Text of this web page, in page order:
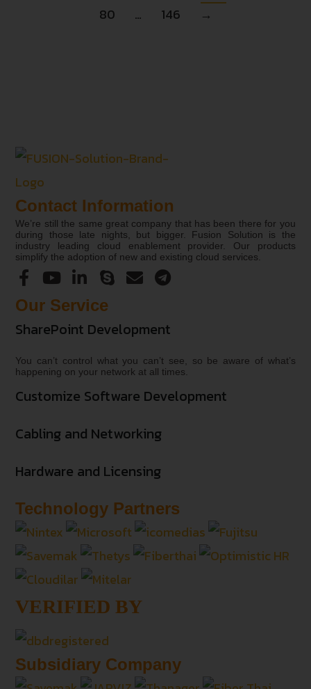
80
… 146 →
Contact Information
We’re still the same great company that has been there for you
during those late nights, but bigger. Fusion Solution is the
industry leading cloud enablement provider. Our products
simplify the adoption of new and existing cloud services.
Our Service
SharePoint Development
You can’t control what you can’t see, so be aware of what’s
happening on your network at all times.
Customize Software Development
Cabling and Networking
Hardware and Licensing
Technology Partners
VERIFIED BY
Subsidiary Company